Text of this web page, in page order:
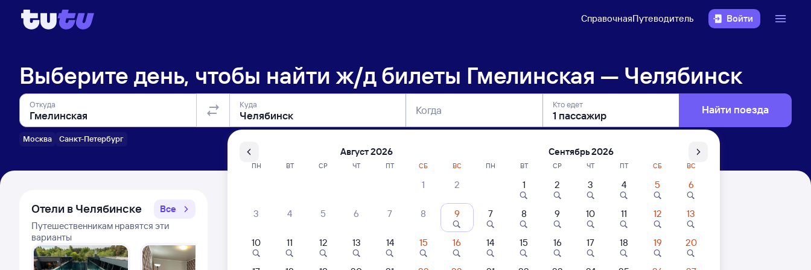
СправочнаяПутеводитель Войти
Выберите день, чтобы найти ж/д билеты Гмелинская — Челябинск
Откуда
Москва Санкт-Петербург
Куда Когда Кто едет Найти поезда
Отели в Челябинске
Все
Путешественникам нравятся эти
варианты
Расписание поездов Гмелинская — Челябинск
Август 2026
ПН ВТ СР ЧТ ПТ СБ ВС
1 2
3 4 5 6 7 8 9
10 11 12 13 14 15 16
Сентябрь 2026
ПН ВТ СР ЧТ ПТ СБ ВС
1 2 3 4 5 6
7 8 9 10 11 12 13
14 15 16 17 18 19 20